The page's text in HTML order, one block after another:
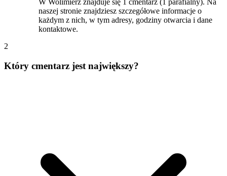
naszej stronie znajdziesz szczegółowe informacje o
każdym z nich, w tym adresy, godziny otwarcia i dane
kontaktowe.
2
Który cmentarz jest największy?